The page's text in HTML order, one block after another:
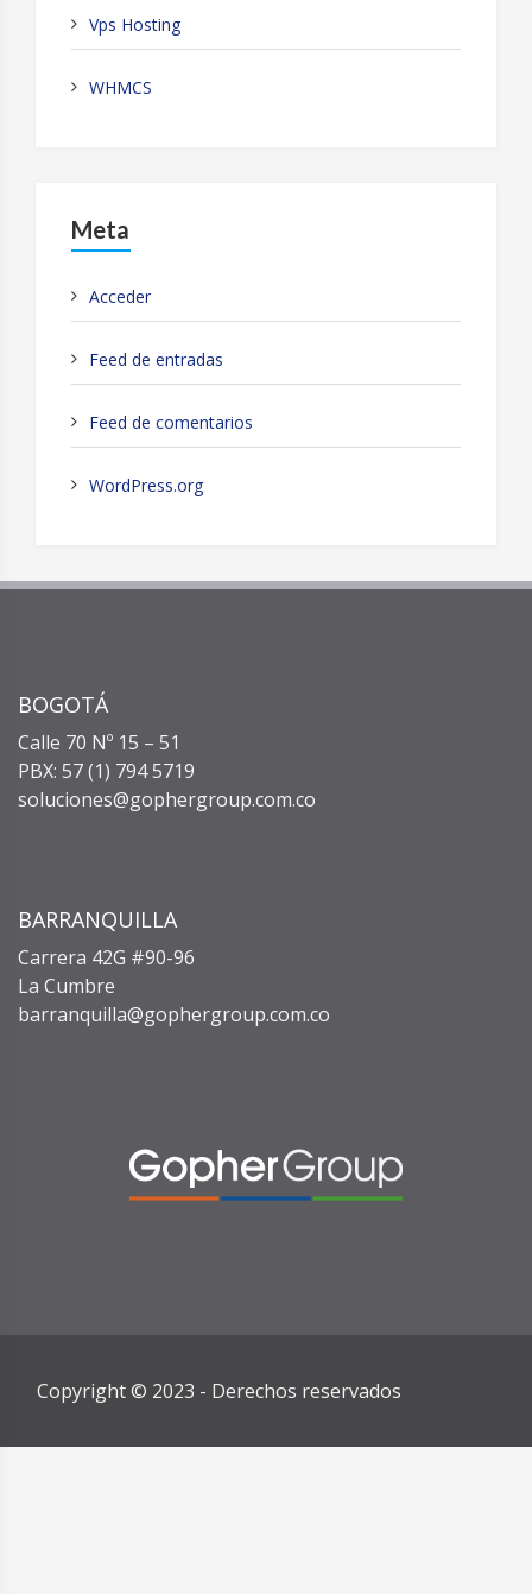
Vps Hosting
WHMCS
Meta
Acceder
Feed de entradas
Feed de comentarios
WordPress.org
BOGOTÁ
Calle 70 Nº 15 – 51
PBX: 57 (1) 794 5719
soluciones@gophergroup.com.co
BARRANQUILLA
Carrera 42G #90-96
La Cumbre
barranquilla@gophergroup.com.co
Copyright © 2023 - Derechos reservados